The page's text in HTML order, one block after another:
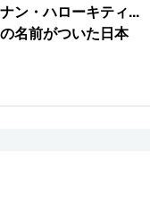
ン・ハローキティ...
名前がついた日本